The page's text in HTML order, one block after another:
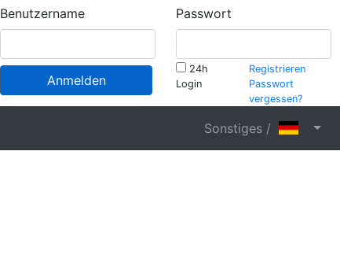
Benutzername Passwort
Anmelden
24h
Login
Registrieren
Passwort
vergessen?
Sonstiges /